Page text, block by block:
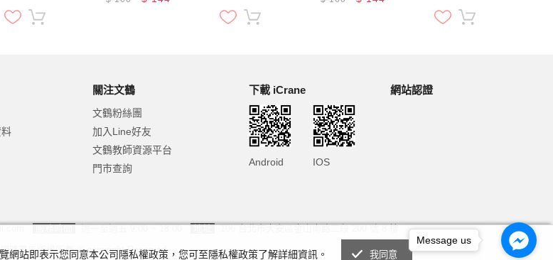
關注文鶴
文鶴粉絲團
加入Line好友
文鶴教師資源平台
門市查詢
下載 iCrane
Android IOS
網站認證
服務時間 週一至週五 9:00 ~ 18:00 地址
106 台北市大安區金山南路二段 200 號 8 樓
路書店版權所有 © copyright Reserved.
站即表示您同意本公司隱私權政策，您可至隱私權政策了解詳細資訊。 我同意
Message us